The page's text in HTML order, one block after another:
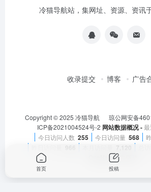
冷猫导航站，集网址、资源、资讯
收录提交 博客 广告
Copyright © 2025 冷猫导航 琼公网安备
ICP备2021004524号-2 网站数据概况 -
今日访问人数 255 今日访问量 568
OneNav强力驱动
首页 投稿